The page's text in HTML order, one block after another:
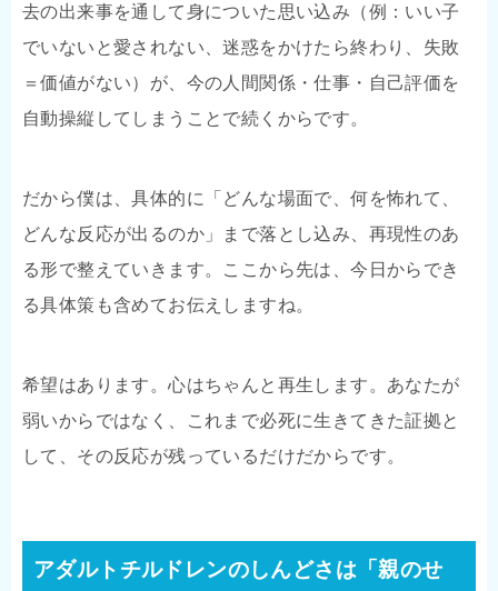
去の出来事を通して身についた思い込み（例：いい子
でいないと愛されない、迷惑をかけたら終わり、失敗
＝価値がない）が、今の人間関係・仕事・自己評価を
自動操縦してしまうことで続くからです。
だから僕は、具体的に「どんな場面で、何を怖れて、
どんな反応が出るのか」まで落とし込み、再現性のあ
る形で整えていきます。ここから先は、今日からでき
る具体策も含めてお伝えしますね。
希望はあります。心はちゃんと再生します。あなたが
弱いからではなく、これまで必死に生きてきた証拠と
して、その反応が残っているだけだからです。
アダルトチルドレンのしんどさは「親のせ